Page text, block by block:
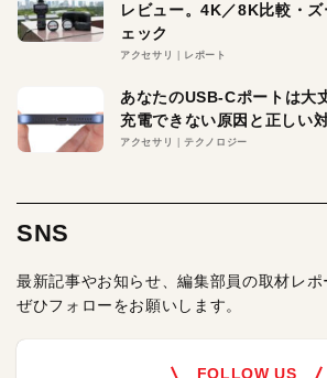
レビュー。4K／8K比較・
ェック
アクセサリ レポート
あなたのUSB-Cポートは大
充電できない原因と正しい
アクセサリ テクノロジー
SNS
最新記事やお知らせ、編集部員の取材レポ
ぜひフォローをお願いします。
FOLLOW US